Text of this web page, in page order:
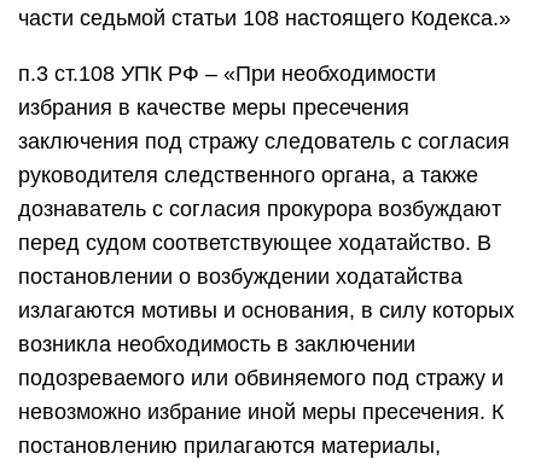
части седьмой статьи 108 настоящего Кодекса.»
п.3 ст.108 УПК РФ – «При необходимости
избрания в качестве меры пресечения
заключения под стражу следователь с согласия
руководителя следственного органа, а также
дознаватель с согласия прокурора возбуждают
перед судом соответствующее ходатайство. В
постановлении о возбуждении ходатайства
излагаются мотивы и основания, в силу которых
возникла необходимость в заключении
подозреваемого или обвиняемого под стражу и
невозможно избрание иной меры пресечения. К
постановлению прилагаются материалы,